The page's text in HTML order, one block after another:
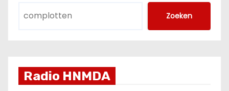
Zoeken
Radio HNMDA